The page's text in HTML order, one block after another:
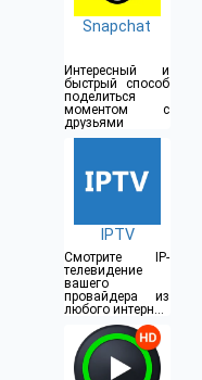
Snapchat
Интересный и
быстрый способ
поделиться
моментом с
друзьями
IPTV
Смотрите IP-
телевидение
вашего
провайдера из
любого интернет-
источника